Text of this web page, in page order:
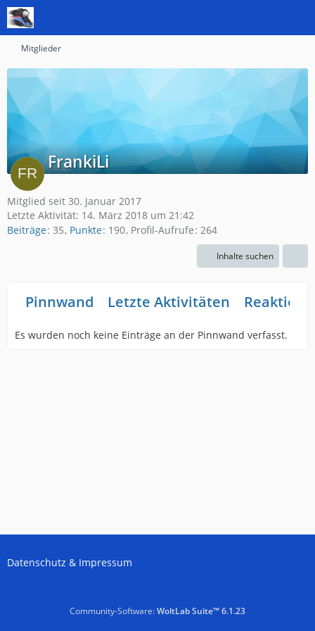
Mitglieder
FrankiLi
Mitglied seit 30. Januar 2017
Letzte Aktivität: 14. März 2018 um 21:42
Beiträge 35 Punkte 190 Profil-Aufrufe 264
Inhalte suchen
Pinnwand Letzte Aktivitäten
Es wurden noch keine Einträge an der Pinnwand verfasst.
Datenschutz & Impressum
Community-Software:WoltLab Suite™ 6.1.23